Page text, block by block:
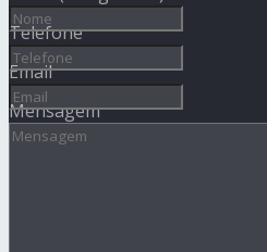
Telefone
Email
Mensagem